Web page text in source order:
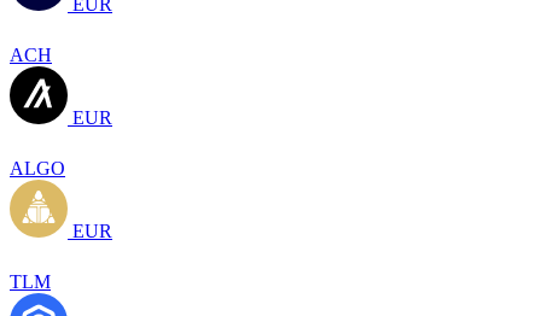
ACH
EUR
ALGO
EUR
TLM